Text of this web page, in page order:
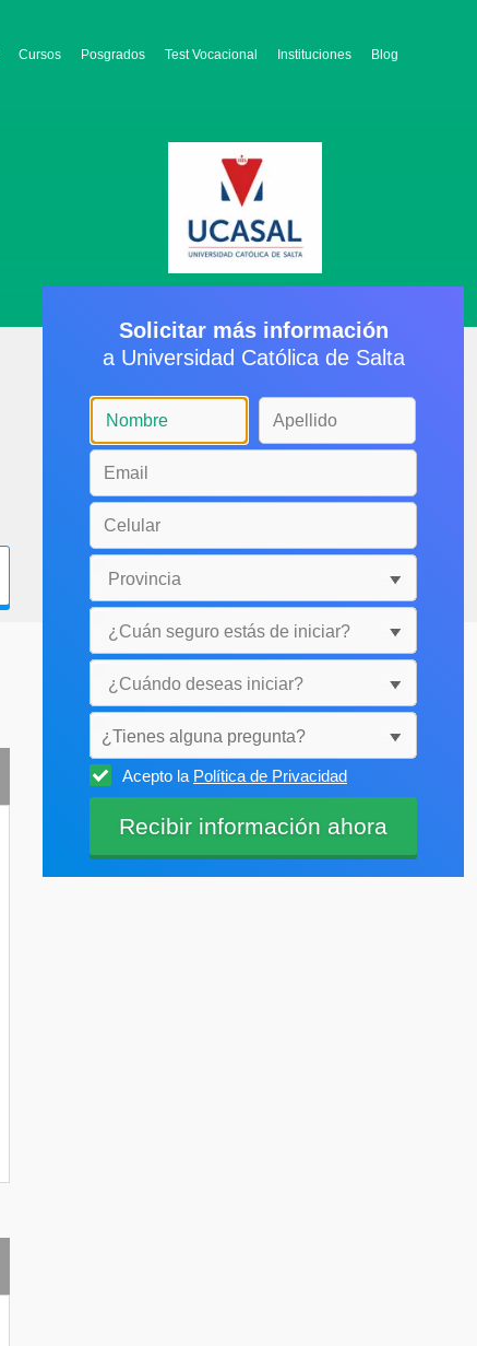
Cursos Posgrados Test Vocacional Instituciones Blog
Solicitar más información
a Universidad Católica de Salta
¿Tienes alguna pregunta?
Selecciónala
Acepto la Política de Privacidad